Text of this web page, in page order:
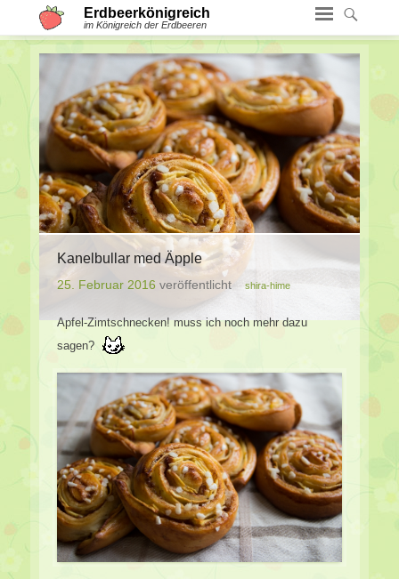
Erdbeerkönigreich
im Königreich der Erdbeeren
Kanelbullar med Äpple
25. Februar 2016 veröffentlicht shira-hime
Apfel-Zimtschnecken! muss ich noch mehr dazu
sagen?